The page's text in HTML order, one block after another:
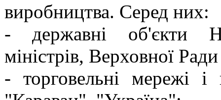
виробництва. Серед них:
- державні об'єкти
міністрів, Верховної
- торговельні мережі